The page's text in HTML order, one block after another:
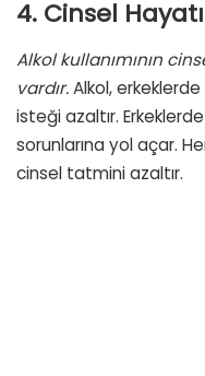
4. Cinsel
Alkol kullanımının
vardır.Alkol,
isteği azaltır.
sorunlarına yol açar.
cinsel tatmini azaltır.